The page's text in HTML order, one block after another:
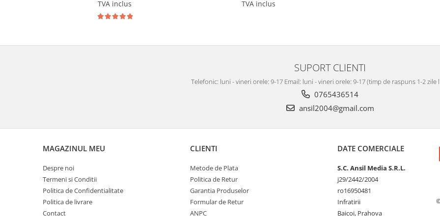
Carlige Seat
Carlige Volkswagen
Carlige Volvo
Carlige Xpeng
Carlige Xpeng G6
Carlige Xpeng G9
TVA inclus TVA inclus
SUPORT CLIENTI
Telefonic: luni - vineri orele: 9-17 Email: luni - vineri orele: 9-17 (timp de raspuns 1-2 zile
0765436514
ansil2004@gmail.com
MAGAZINUL MEU
Despre noi
Termeni si Conditii
Politica de Confidentialitate
Politica de livrare
Contact
CLIENTI
Metode de Plata
Politica de Retur
Garantia Produselor
Formular de Retur
ANPC
DATE COMERCIALE
S.C. Ansil Media S.R.L.
j29/2442/2004
ro16950481
Infratirii
Baicoi, Prahova